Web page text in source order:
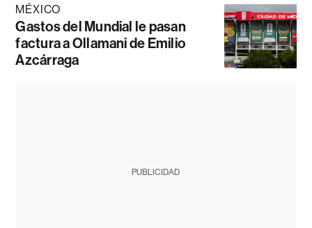
MÉXICO
Gastos del Mundial le pasan
factura a Ollamani de Emilio
Azcárraga
PUBLICIDAD